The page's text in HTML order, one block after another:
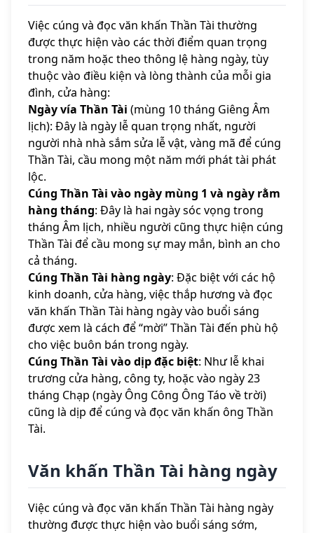
Việc cúng và đọc văn khấn Thần Tài thường
được thực hiện vào các thời điểm quan trọng
trong năm hoặc theo thông lệ hàng ngày, tùy
thuộc vào điều kiện và lòng thành của mỗi gia
đình, cửa hàng:
Ngày vía Thần Tài (mùng 10 tháng Giêng Âm
lịch): Đây là ngày lễ quan trọng nhất, người
người nhà nhà sắm sửa lễ vật, vàng mã để cúng
Thần Tài, cầu mong một năm mới phát tài phát
lộc.
Cúng Thần Tài vào ngày mùng 1 và ngày rằm
hàng tháng: Đây là hai ngày sóc vọng trong
tháng Âm lịch, nhiều người cũng thực hiện cúng
Thần Tài để cầu mong sự may mắn, bình an cho
cả tháng.
Cúng Thần Tài hàng ngày: Đặc biệt với các hộ
kinh doanh, cửa hàng, việc thắp hương và đọc
văn khấn Thần Tài hàng ngày vào buổi sáng
được xem là cách để “mời” Thần Tài đến phù hộ
cho việc buôn bán trong ngày.
Cúng Thần Tài vào dịp đặc biệt: Như lễ khai
trương cửa hàng, công ty, hoặc vào ngày 23
tháng Chạp (ngày Ông Công Ông Táo về trời)
cũng là dịp để cúng và đọc văn khấn ông Thần
Tài.
Văn khấn Thần Tài hàng ngày
Việc cúng và đọc văn khấn Thần Tài hàng ngày
thường được thực hiện vào buổi sáng sớm,